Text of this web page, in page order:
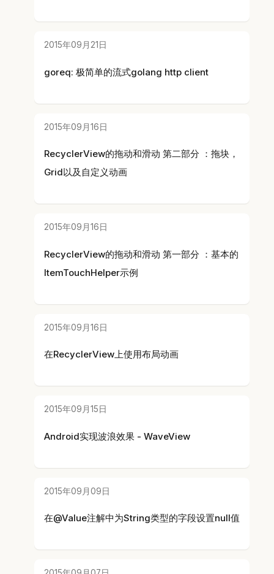
2015年09月21日
goreq: 极简单的流式golang http client
2015年09月16日
RecyclerView的拖动和滑动 第二部分 ：拖块，
Grid以及自定义动画
2015年09月16日
RecyclerView的拖动和滑动 第一部分 ：基本的
ItemTouchHelper示例
2015年09月16日
在RecyclerView上使用布局动画
2015年09月15日
Android实现波浪效果 - WaveView
2015年09月09日
在@Value注解中为String类型的字段设置null值